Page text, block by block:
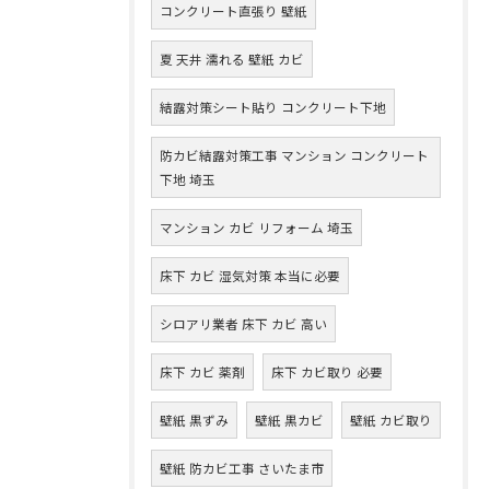
コンクリート直張り 壁紙
夏 天井 濡れる 壁紙 カビ
結露対策シート貼り コンクリート下地
防カビ結露対策工事 マンション コンクリート
下地 埼玉
マンション カビ リフォーム 埼玉
床下 カビ 湿気対策 本当に必要
シロアリ業者 床下 カビ 高い
床下 カビ 薬剤 床下 カビ取り 必要
壁紙 黒ずみ 壁紙 黒カビ 壁紙 カビ取り
壁紙 防カビ工事 さいたま市